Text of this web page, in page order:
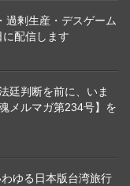
過剰生産・デスゲーム
配信します
廷判断を前に、いま
メルマガ第234号】を
ゆる日本版台湾旅行